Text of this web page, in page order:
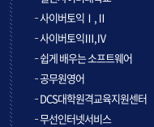
사이버토익Ⅰ,Ⅱ
사이버토익Ⅲ,Ⅳ
쉽게 배우는 소프트웨어
공무원영어
DCS대학원격교육지원센터
무선인터넷서비스